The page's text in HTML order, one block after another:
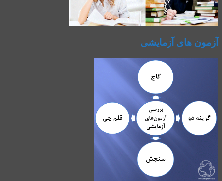
آزمون های آزمایشی